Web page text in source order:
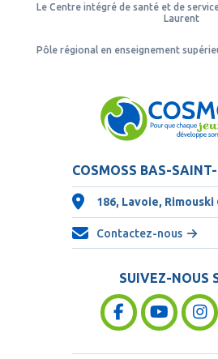
Le Centre intégré de santé et de
Laurent
Pôle régional en enseignement
COSMOSS BAS-
186, Lavoie, Rimouski
Contactez-nous
SUIVEZ-NOUS